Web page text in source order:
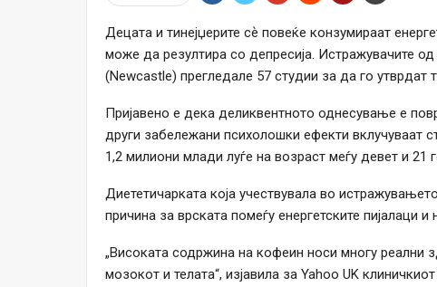
Децата и тинејџерите сѐ повеќе конзумираат
може да резултира со депресија. Истражувачите
(Newcastle) прегледале 57 студии за да го утврдат
Пријавено е дека деликвентното однесување е
други забележани психолошки ефекти вклучуваат
1,2 милиони млади луѓе на возраст меѓу девет и 21
Диететичарката која учествувала во
причина за врската помеѓу енергетските пијалаци и
„Високата содржина на кофеин носи многу реални
мозокот и телата“, изјавила за Yahoo UK